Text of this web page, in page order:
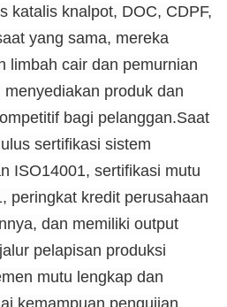
katalis knalpot, DOC, CDPF,
yang sama, mereka
limbah cair dan pemurnian
produk dan
bagi pelanggan.Saat
sertifikasi sistem
ISO14001, sertifikasi mutu
peringkat kredit perusahaan
dan memiliki output
pelapisan produksi
mutu lengkap dan
kemampuan pengujian